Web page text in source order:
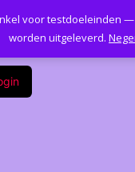
voor testdoeleinden
worden uitgeleverd.